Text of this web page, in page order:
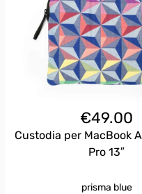
€49.00
Custodia per MacBook
Pro 13″
prisma blue